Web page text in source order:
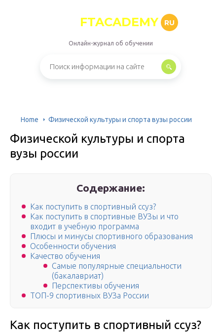
FTACADEMY RU
Онлайн-журнал об обучении
Home Физической культуры и спорта вузы россии
Физической культуры и спорта
вузы россии
Содержание:
Как поступить в спортивный ссуз?
Как поступить в спортивные ВУЗы и что
входит в учебную программа
Плюсы и минусы спортивного образования
Особенности обучения
Качество обучения
Самые популярные специальности
(бакалавриат)
Перспективы обучения
ТОП-9 спортивных ВУЗа России
Как поступить в спортивный ссуз?